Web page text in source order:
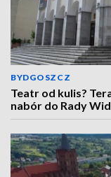
BYDGOSZCZ
Teatr od kulis?
nabór do Rady